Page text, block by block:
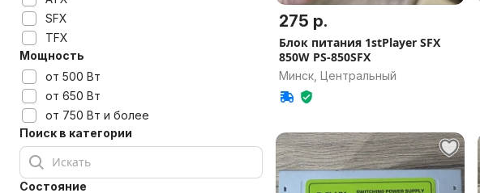
SFX
TFX
Мощность
от 500 Вт
от 650 Вт
от 750 Вт и более
Поиск в категории
Состояние
275 р.
Блок питания 1stPlayer SFX
850W PS-850SFX
Минск, Центральный